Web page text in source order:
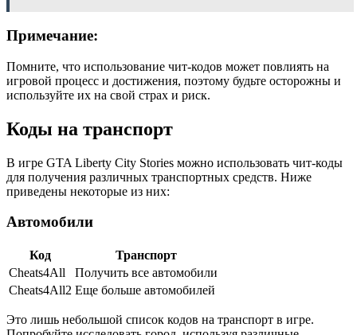
Примечание:
Помните, что использование чит-кодов может повлиять на
игровой процесс и достижения, поэтому будьте осторожны и
используйте их на свой страх и риск.
Коды на транспорт
В игре GTA Liberty City Stories можно использовать чит-коды
для получения различных транспортных средств. Ниже
приведены некоторые из них:
Автомобили
Код
Транспорт
Cheats4All
Получить все автомобили
Cheats4All2 Еще больше автомобилей
Это лишь небольшой список кодов на транспорт в игре.